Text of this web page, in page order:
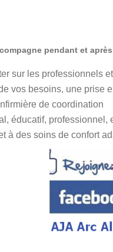
pendant et
sur les professionnels
vos besoins, une prise
de coordination
éducatif, professionnel,
à des soins de confort